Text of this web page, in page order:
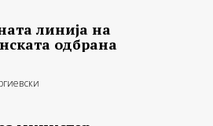
линија на
одбрана